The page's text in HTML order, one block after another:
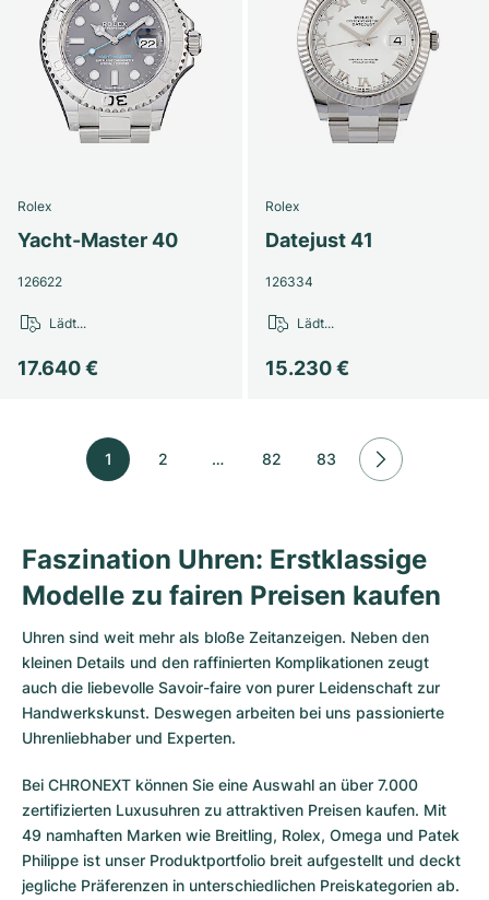
Rolex
Yacht-Master 40
126622
17.640 €
Lädt...
Rolex
Datejust 41
126334
15.230 €
Lädt...
1 2 … 82 83
Faszination Uhren: Erstklassige
Modelle zu fairen Preisen kaufen
Uhren sind weit mehr als bloße Zeitanzeigen. Neben den
kleinen Details und den raffinierten Komplikationen zeugt
auch die liebevolle Savoir-faire von purer Leidenschaft zur
Handwerkskunst. Deswegen arbeiten bei uns passionierte
Uhrenliebhaber und Experten.
Bei CHRONEXT können Sie eine Auswahl an über 7.000
zertifizierten Luxusuhren zu attraktiven Preisen kaufen. Mit
49 namhaften Marken wie Breitling, Rolex, Omega und Patek
Philippe ist unser Produktportfolio breit aufgestellt und deckt
jegliche Präferenzen in unterschiedlichen Preiskategorien ab.